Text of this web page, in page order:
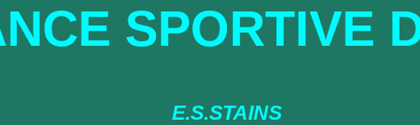
SPORTIVE
E.S.STAINS